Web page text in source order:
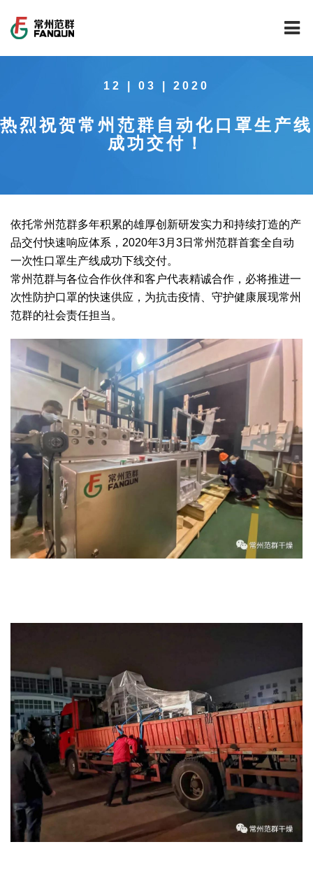
公司介绍
范群文化
公司大事记
干燥设备
回转圆筒干燥焙烧系列
气流干燥系列
喷雾干燥机系列
真空干燥系列
圆盘干燥机系列
桨叶式干燥系列
载体干燥系列
滚筒干燥系列
沸腾干燥系列
制药行业
食品行业
环保行业
工程实验室
工程技术中心
质量监督技术中心
新闻中心
范群新闻
行业新闻
服务中心
常见问题
社会责任
公共责任
节能环保
公益支持
社会责任报告
社会责任
绿色工厂
绿色供应链
人才招聘
联系我们
联系我们
12 | 03 | 2020
热烈祝贺常州范群自动化口罩生产线
成功交付！
依托常州范群多年积累的雄厚创新研发实力和持续打造的产
品交付快速响应体系，2020年3月3日常州范群首套全自动
一次性口罩生产线成功下线交付。
常州范群与各位合作伙伴和客户代表精诚合作，必将推进一
次性防护口罩的快速供应，为抗击疫情、守护健康展现常州
范群的社会责任担当。